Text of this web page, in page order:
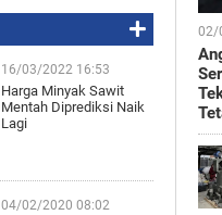
16/03/2022 16:53
Harga Minyak Sawit
Mentah Diprediksi Naik
Lagi
04/02/2020 08:02
02/